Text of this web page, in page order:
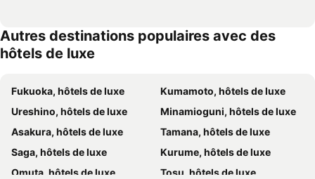
Autres destinations populaires avec des
hôtels de luxe
Fukuoka, hôtels de luxe
Kumamoto, hôtels de luxe
Ureshino, hôtels de luxe
Minamioguni, hôtels de luxe
Asakura, hôtels de luxe
Tamana, hôtels de luxe
Saga, hôtels de luxe
Kurume, hôtels de luxe
Omuta, hôtels de luxe
Tosu, hôtels de luxe